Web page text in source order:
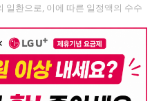
일환으로, 이에 따른 일정액의 수수